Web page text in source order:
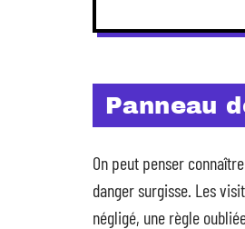
Panneau
On peut penser
danger surgisse. Les
négligé, une règle